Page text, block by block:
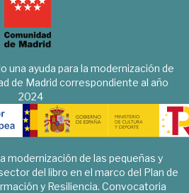
una ayuda para la modernización de
de Madrid correspondiente al año
2024
modernización de las pequeñas y
del libro en el marco del Plan de
y Resiliencia. Convocatoria